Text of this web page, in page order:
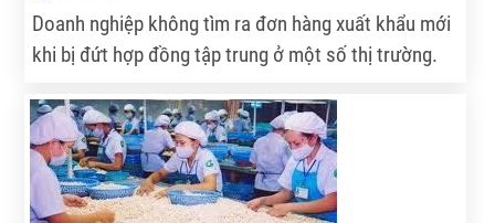
Doanh nghiệp không tìm ra đơn hàng xuất khẩu mới
khi bị đứt hợp đồng tập trung ở một số thị trường.
gạo bán sang Indonesia, Malaysia, Bangladesh và
Cuba theo hợp đồng tập trung cấp chính phủ, hầu
như doanh nghiệp chưa ký thêm được bất cứ đơn
hàng xuất khẩu nào lớn.